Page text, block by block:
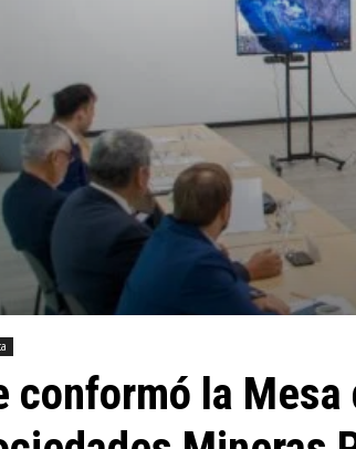
conformó la Mesa